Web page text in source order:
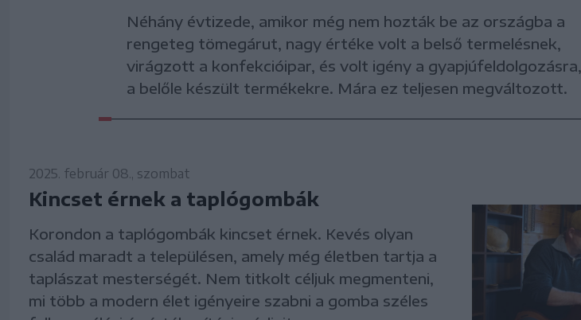
Néhány évtizede, amikor még nem hozták be az országba a
rengeteg tömegárut, nagy értéke volt a belső termelésnek,
virágzott a konfekcióipar, és volt igény a gyapjúfeldolgozásra,
a belőle készült termékekre. Mára ez teljesen megváltozott.
2025. február 08., szombat
Kincset érnek a taplógombák
Korondon a taplógombák kincset érnek. Kevés olyan
család maradt a településen, amely még életben tartja a
taplászat mesterségét. Nem titkolt céljuk megmenteni,
mi több a modern élet igényeire szabni a gomba széles